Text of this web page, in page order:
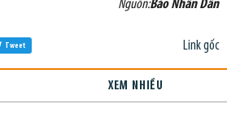
Nguồn:Báo Nhân Dân
Link gốc
Tweet
XEM NHIỀU